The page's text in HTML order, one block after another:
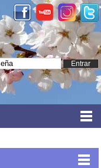
Entrar